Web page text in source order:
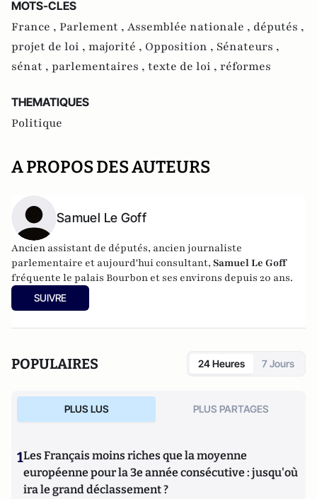
MOTS-CLES
France , Parlement , Assemblée nationale , députés ,
projet de loi , majorité , Opposition , Sénateurs ,
sénat , parlementaires , texte de loi , réformes
THEMATIQUES
Politique
A PROPOS DES AUTEURS
Samuel Le Goff
Ancien assistant de députés, ancien journaliste
parlementaire et aujourd'hui consultant, Samuel Le Goff
fréquente le palais Bourbon et ses environs depuis 20 ans.
SUIVRE
POPULAIRES 24 Heures 7 Jours
PLUS LUS PLUS PARTAGES
1Les Français moins riches que la moyenne
européenne pour la 3e année consécutive : jusqu'où
ira le grand déclassement ?